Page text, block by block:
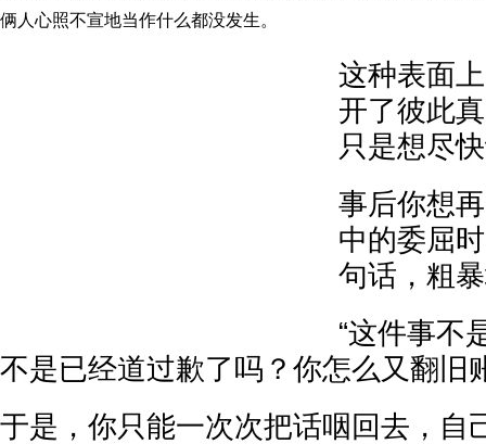
俩人心照不宣地当作什么都没发生。
这种表面
开了彼此
只是想尽
事后你想
中的委屈
句话，粗
“这件事不
不是已经道过歉了吗？你怎么又翻旧
于是，你只能一次次把话咽回去，自